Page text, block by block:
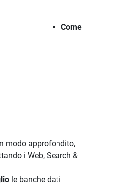
Come
modo approfondito,
i Web, Search &
le banche dati